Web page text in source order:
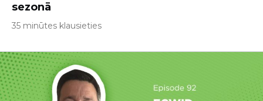
sezonā
35 minūtes klausieties